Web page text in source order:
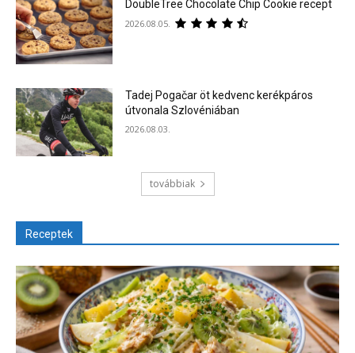
DoubleTree Chocolate Chip Cookie recept
2026.08.05.
Tadej Pogačar öt kedvenc kerékpáros
útvonala Szlovéniában
2026.08.03.
továbbiak
Receptek